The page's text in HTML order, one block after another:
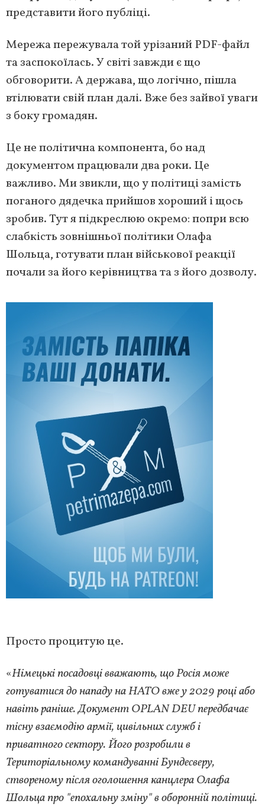
представити його публіці.
Мережа пережувала той урізаний PDF-файл
та заспокоїлась. У світі завжди є що
обговорити. А держава, що логічно, пішла
втілювати свій план далі. Вже без зайвої уваги
з боку громадян.
Це не політична компонента, бо над
документом працювали два роки. Це
важливо. Ми звикли, що у політиці замість
поганого дядечка прийшов хороший і щось
зробив. Тут я підкреслюю окремо: попри всю
слабкість зовнішньої політики Олафа
Шольца, готувати план військової реакції
почали за його керівництва та з його дозволу.
Просто процитую це.
«Німецькі посадовці вважають, що Росія може
готуватися до нападу на НАТО вже у 2029 році або
навіть раніше. Документ OPLAN DEU передбачає
тісну взаємодію армії, цивільних служб і
приватного сектору. Його розробили в
Територіальному командуванні Бундесверу,
створеному після оголошення канцлера Олафа
Шольца про "епохальну зміну" в оборонній політиці.